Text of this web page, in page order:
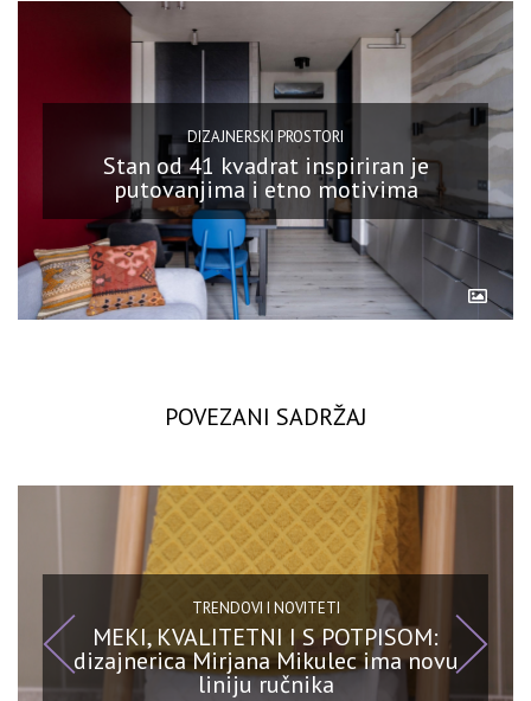
DIZAJNERSKI PROSTORI
Stan od 41 kvadrat inspiriran je
putovanjima i etno motivima
POVEZANI SADRŽAJ
TRENDOVI I NOVITETI
MEKI, KVALITETNI I S POTPISOM:
dizajnerica Mirjana Mikulec ima novu
liniju ručnika